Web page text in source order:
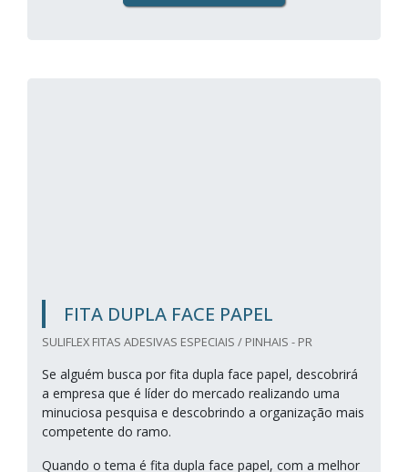
FITA DUPLA FACE PAPEL
SULIFLEX FITAS ADESIVAS ESPECIAIS / PINHAIS - PR
Se alguém busca por fita dupla face papel, descobrirá
a empresa que é líder do mercado realizando uma
minuciosa pesquisa e descobrindo a organização mais
competente do ramo.
Quando o tema é fita dupla face papel, com a melhor